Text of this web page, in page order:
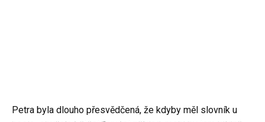
Petra byla dlouho přesvědčená, že kdyby měl slovník u